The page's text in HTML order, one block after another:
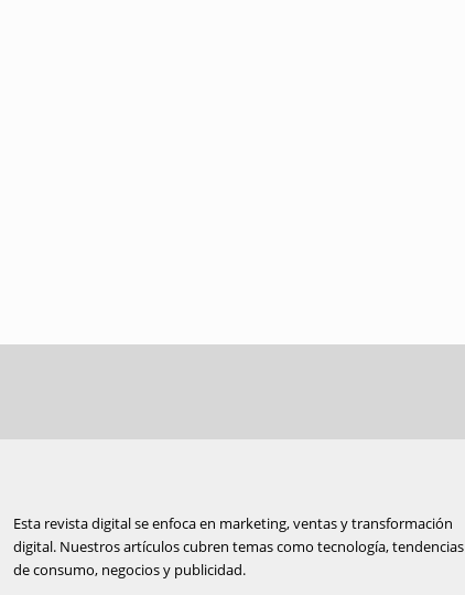
Esta revista digital se enfoca en marketing, ventas y transformación
digital. Nuestros artículos cubren temas como tecnología, tendencias
de consumo, negocios y publicidad.